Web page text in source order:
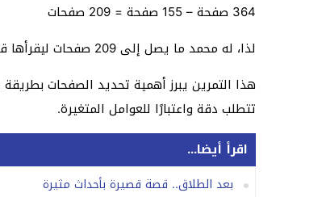
364 صفحة – 155 صفحة = 209 صفحات
لذا، له محمد ما يصل إلى 209 صفحات ليقرأها قبل أن يكمل الكتاب بأكمله.
هذا التمرين يبرز أهمية تحديد الصفحات
تتطلب دقة واعتبارًا للعوامل المتغيرة.
اقرأ أيضا...
بعد الطلاق.. قصة قصيرة بأحداث مثيرة